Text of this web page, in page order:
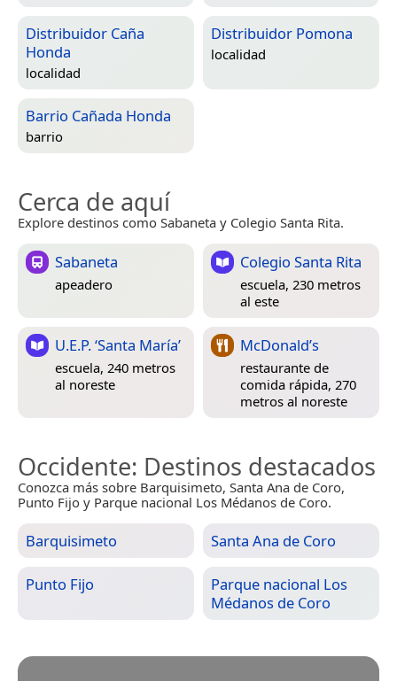
Distribuidor Caña
Honda
localidad
Distribuidor Pomona
localidad
Barrio Cañada Honda
barrio
Cerca de aquí
Explore destinos como Sabaneta y Colegio Santa Rita.
Sabaneta
apeadero
Colegio Santa Rita
escuela, 230 metros
al este
U.E.P. ‘Santa María’
escuela, 240 metros
al noreste
McDonald’s
restaurante de
comida rápida, 270
metros al noreste
Occidente: Destinos destacados
Conozca más sobre Barquisimeto, Santa Ana de Coro,
Punto Fijo y Parque nacional Los Médanos de Coro.
Barquisimeto Santa Ana de Coro
Punto Fijo
Parque nacional Los
Médanos de Coro